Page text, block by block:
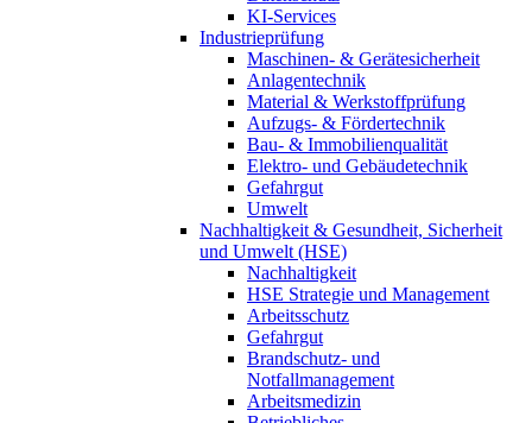
KI-Services
Industrieprüfung
Maschinen- & Gerätesicherheit
Anlagentechnik
Material & Werkstoffprüfung
Aufzugs- & Fördertechnik
Bau- & Immobilienqualität
Elektro- und Gebäudetechnik
Gefahrgut
Umwelt
Nachhaltigkeit & Gesundheit, Sicherheit
und Umwelt (HSE)
Nachhaltigkeit
HSE Strategie und Management
Arbeitsschutz
Gefahrgut
Brandschutz- und
Notfallmanagement
Arbeitsmedizin